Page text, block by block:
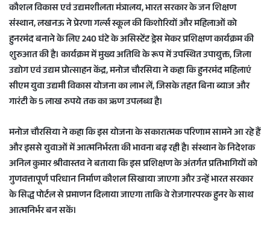
कौशल विकास एवं उद्यमशीलता मंत्रालय, भारत सरकार के जन शिक्षण
संस्थान, लखनऊ ने प्रेरणा गर्ल्स स्कूल की किशोरियों और महिलाओं को
हुनरमंद बनाने के लिए 240 घंटे के असिस्टेंट ड्रेस मेकर प्रशिक्षण कार्यक्रम की
शुरुआत की है। कार्यक्रम में मुख्य अतिथि के रूप में उपस्थित उपायुक्त, जिला
उद्योग एवं उद्यम प्रोत्साहन केंद्र, मनोज चौरसिया ने कहा कि हुनरमंद महिलाएं
सीएम युवा उद्यमी विकास योजना का लाभ लें, जिसके तहत बिना ब्याज और
गारंटी के 5 लाख रुपये तक का ऋण उपलब्ध है।
मनोज चौरसिया ने कहा कि इस योजना के सकारात्मक परिणाम सामने आ रहे हैं
और इससे युवाओं में आत्मनिर्भरता की भावना बढ़ रही है। संस्थान के निदेशक
अनिल कुमार श्रीवास्तव ने बताया कि इस प्रशिक्षण के अंतर्गत प्रतिभागियों को
गुणवत्तापूर्ण परिधान निर्माण कौशल सिखाया जाएगा और उन्हें भारत सरकार
के सिद्ध पोर्टल से प्रमाणन दिलाया जाएगा ताकि वे रोजगारपरक हुनर के साथ
आत्मनिर्भर बन सकें।